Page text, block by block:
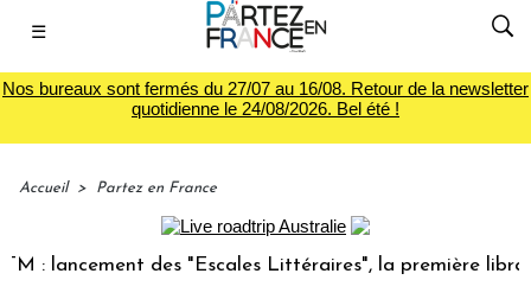
☰
Nos bureaux sont fermés du 27/07 au 16/08. Retour de la newsletter
quotidienne le 24/08/2026. Bel été !
Accueil > Partez en France
lancement des "Escales Littéraires", la première librairie